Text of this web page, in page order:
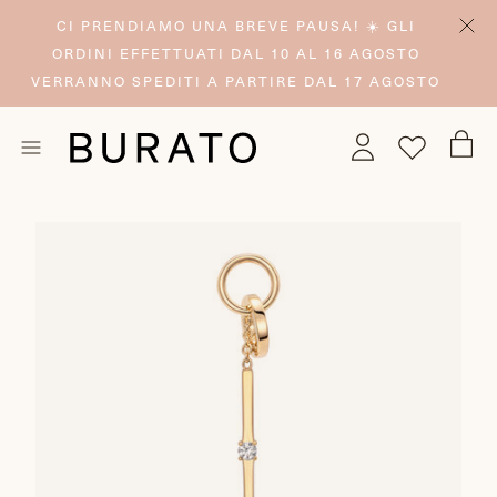
CI PRENDIAMO UNA BREVE PAUSA! ☀️ GLI
ORDINI EFFETTUATI DAL 10 AL 16 AGOSTO
VERRANNO SPEDITI A PARTIRE DAL 17 AGOSTO